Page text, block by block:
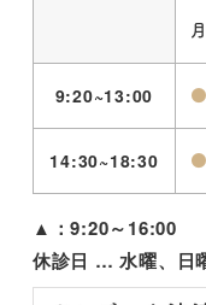
月
9:20~13:00 ●
14:30~18:30 ●
▲：9:20～16:00
休診日 … 水曜、日